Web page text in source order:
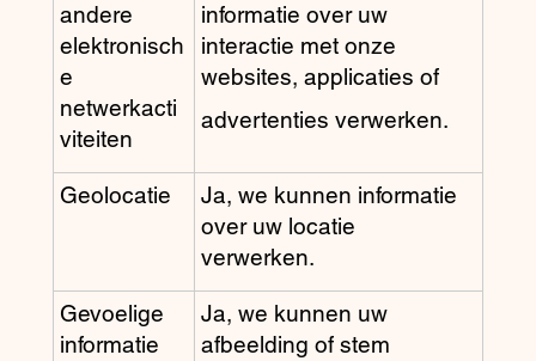
andere
elektronisch
e
netwerkacti
viteiten
informatie over uw
interactie met onze
websites, applicaties of
advertenties verwerken.
Geolocatie
Ja, we kunnen informatie
over uw locatie
verwerken.
Gevoelige
informatie
Ja, we kunnen uw
afbeelding of stem